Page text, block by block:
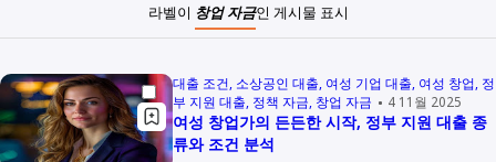
라벨이 창업 자금인 게시물 표시
대출 조건 소상공인 대출 여성 기업 대출 여성 창업 정
부 지원 대출 정책 자금 창업 자금 4 11월 2025
여성 창업가의 든든한 시작, 정부 지원 대출 종
류와 조건 분석